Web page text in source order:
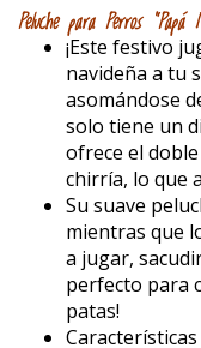
Peluche para Perros "Papá
¡Este festivo
navideña a tu
asomándose
solo tiene un
ofrece el
chirría, lo que
Su suave
mientras que
a jugar,
perfecto para
patas!